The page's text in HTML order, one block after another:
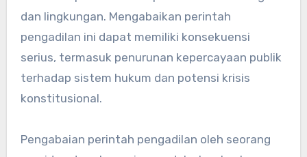
dan lingkungan. Mengabaikan perintah
pengadilan ini dapat memiliki konsekuensi
serius, termasuk penurunan kepercayaan publik
terhadap sistem hukum dan potensi krisis
konstitusional.
Pengabaian perintah pengadilan oleh seorang